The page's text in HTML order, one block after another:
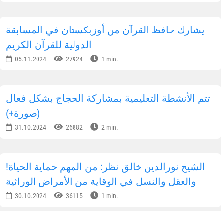
يشارك حافظ القرآن من أوزبكستان في المسابقة
الدولية للقرآن الكريم
05.11.2024 27924 1 min.
تتم الأنشطة التعليمية بمشاركة الحجاج بشكل فعال
(صورة+)
31.10.2024 26882 2 min.
!الشيخ نورالدين خالق نظر: من المهم حماية الحياة
والعقل والنسل في الوقاية من الأمراض الوراثية
30.10.2024 36115 1 min.